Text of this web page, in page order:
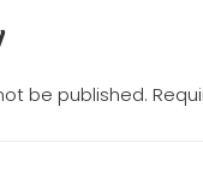
be published.